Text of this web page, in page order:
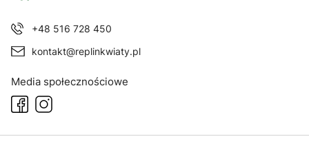
+48 516 728 450
kontakt@replinkwiaty.pl
Media społecznościowe